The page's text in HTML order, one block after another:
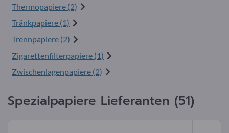
Thermopapiere (2)
Tränkpapiere (1)
Trennpapiere (2)
Zigarettenfilterpapiere (1)
Zwischenlagenpapiere (2)
Spezialpapiere Lieferanten (51)